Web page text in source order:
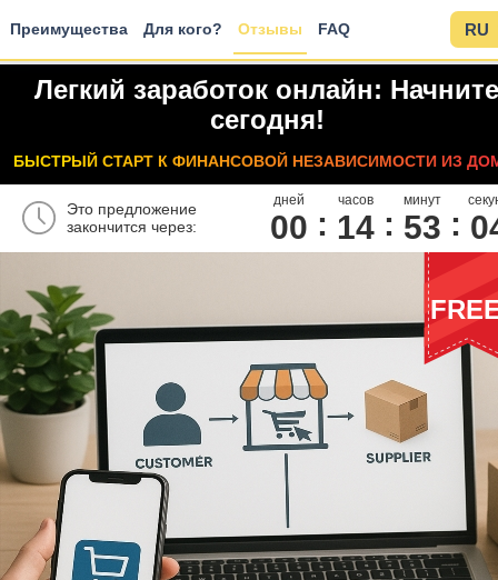
Преимущества Для кого? Отзывы FAQ RU
Легкий заработок онлайн: Начните
сегодня!
БЫСТРЫЙ СТАРТ К ФИНАНСОВОЙ НЕЗАВИСИМОСТИ ИЗ
Это предложение
закончится через:
дней
00
часов
14
минут
53 0